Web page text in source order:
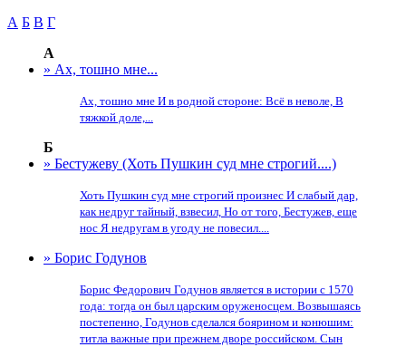
А Б В Г
А
» Ах, тошно мне...
Ах, тошно мне И в родной стороне: Всё в неволе, В
тяжкой доле,...
Б
» Бестужеву (Хоть Пушкин суд мне строгий....)
Хоть Пушкин суд мне строгий произнес И слабый дар,
как недруг тайный, взвесил, Но от того, Бестужев, еще
нос Я недругам в угоду не повесил....
» Борис Годунов
Борис Федорович Годунов является в истории с 1570
года: тогда он был царским оруженосцем. Возвышаясь
постепенно, Годунов сделался боярином и конюшим:
титла важные при прежнем дворе российском. Сын